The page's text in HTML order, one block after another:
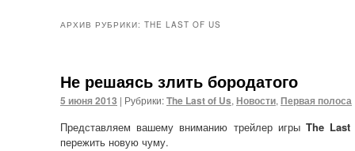
АРХИВ РУБРИКИ: THE LAST OF US
Не решаясь злить бородатого
5 июня 2013 | Рубрики:The Last of Us, Новости, Первая полоса
Представляем вашему вниманию трейлер игры The
пережить новую чуму.